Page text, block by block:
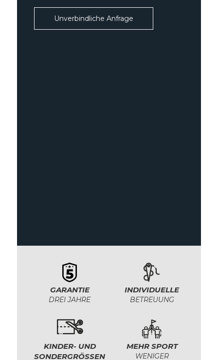
Unverbindliche Anfrage
GARANTIE
DREI JAHRE
INDIVIDUELLE
BETREUUNG
KINDER- UND
SONDERGRÖSSEN
MEHR SPORT
WENIGER